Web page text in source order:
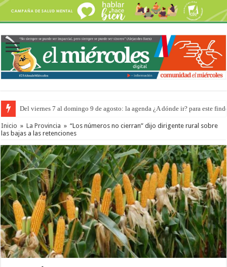
Del viernes 7 al domingo 9 de agosto: la agenda ¿A dónde ir? para este
Inicio » La Provincia » “Los números no cierran” dijo dirigente rural sobre
las bajas a las retenciones